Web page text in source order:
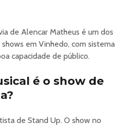
Produções
event/121567
de Alencar Matheus é um dos
em Vinhedo, com sistema
capacidade de público.
é o show de
de Stand Up. O show no